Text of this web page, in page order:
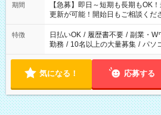
期間
【急募】即日～短期も長期もOK
更新が可能！開始日もご相談くだ
特徴 日払いOK / 履歴書不要 / 副業・W
勤務 / 10名以上の大量募集 / パソ
気になる！ 応募する